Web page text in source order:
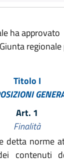
ha approvato
Titolo I
Art. 1
Finalità
detta norme
contenuti